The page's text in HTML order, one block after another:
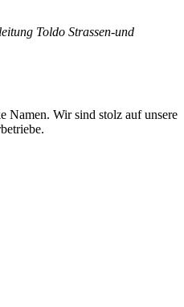
Toldo Strassen-und
Namen. Wir sind stolz auf unsere